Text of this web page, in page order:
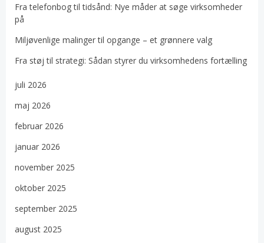
Fra telefonbog til tidsånd: Nye måder at søge virksomheder
på
Miljøvenlige malinger til opgange – et grønnere valg
Fra støj til strategi: Sådan styrer du virksomhedens fortælling
juli 2026
maj 2026
februar 2026
januar 2026
november 2025
oktober 2025
september 2025
august 2025